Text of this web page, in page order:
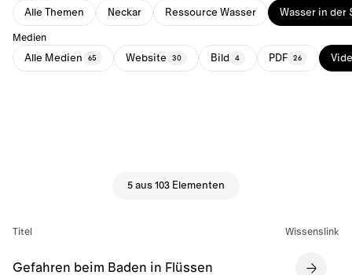
Alle Themen Neckar Ressource Wasser Wasser in der
Medien
Alle Medien 65 Website 30 Bild 4 PDF 26
5 aus 103 Elementen
Titel Wissenslink
Gefahren beim Baden in Flüssen